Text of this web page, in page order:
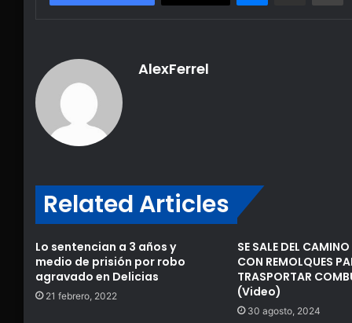
AlexFerrel
Related Articles
Lo sentencian a 3 años y
medio de prisión por robo
agravado en Delicias
21 febrero, 2022
SE SALE DEL
CON REMOLQUES
TRASPORTAR
(Video)
30 agosto, 2024